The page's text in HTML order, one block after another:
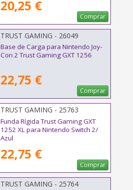
20,25 €
Comprar
TRUST GAMING - 26049
Base de Carga para Nintendo Joy-
Con 2 Trust Gaming GXT 1256
22,75 €
Comprar
TRUST GAMING - 25763
Funda Rígida Trust Gaming GXT
1252 XL para Nintendo Switch 2/
Azul
22,75 €
Comprar
TRUST GAMING - 25764